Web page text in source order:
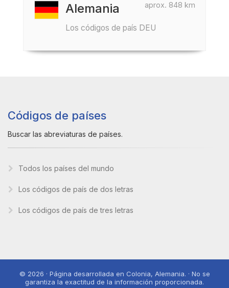
aprox. 848 km
Alemania
Los códigos de país DEU
Códigos de países
Buscar las abreviaturas de países.
Todos los países del mundo
Los códigos de país de dos letras
Los códigos de país de tres letras
© 2026 · Página desarrollada en Colonia, Alemania. · No se
garantiza la exactitud de la información proporcionada.